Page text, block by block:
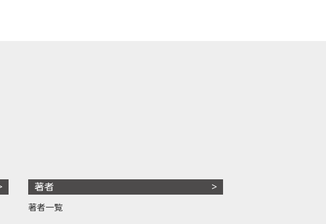
著者
著者一覧